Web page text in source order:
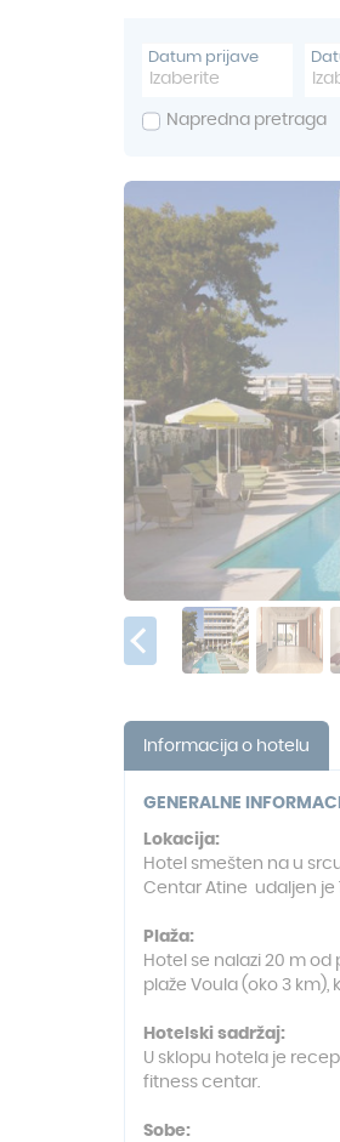
Datum prijave
Napredna pretraga
Informacija o hotelu
GENERALNE
Lokacija:
Hotel smešten na u
Centar Atine udaljen je
Plaža:
Hotel se nalazi 20 m od
plaže Voula (oko 3
Hotelski sadržaj:
U sklopu hotela je
fitness centar.
Sobe: